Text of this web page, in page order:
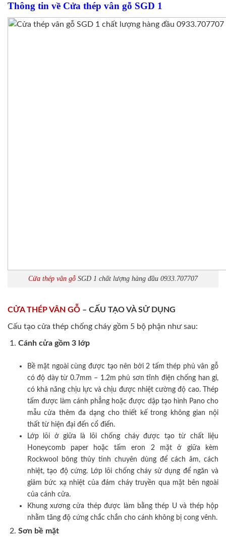
Thông tin về Cửa thép vân gỗ SGD 1
Cửa thép vân gỗ SGD 1 chất lượng hàng đầu 0933.707707
CỬA THÉP VÂN GỖ – CẤU TẠO VÀ SỬ DỤNG
Cấu tạo cửa thép chống cháy gồm 5 bộ phận như sau:
Cánh cửa gồm 3 lớp
Bề mặt ngoài cùng được tạo nên bởi 2 tấm thép phủ vân gỗ
có độ dày từ 0.7mm – 1.2m phủ sơn tĩnh điện chống han gỉ,
có khả năng chịu lực và chịu được nhiệt cường độ cao. Thép
tấm được làm cánh phẳng hoặc được dập tạo hình Pano cho
mẫu cửa thêm đa dạng cho thiết kế trong không gian nội
thất từ hiện đại đến cổ điển.
Lớp lõi ở giữa là lõi chống cháy được tạo từ chất liệu
Honeycomb paper hoặc tấm eron 2 mặt ở giữa kèm
Rockwool bông thủy tinh chuyên dùng để cách âm, cách
nhiệt, tạo độ cứng. Lớp lõi chống cháy sử dụng để ngăn và
giảm bức xạ nhiệt của đám cháy truyền qua mặt bên ngoài
của cánh cửa.
Khung xương cửa thép được làm bằng thép U và thép hộp
nhằm tăng độ cứng chắc chắn cho cánh không bị cong vênh.
Sơn bề mặt